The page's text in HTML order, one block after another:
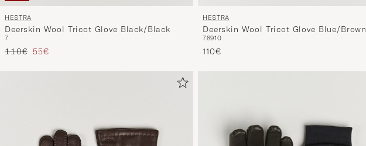
HESTRA
Deerskin Wool Tricot Glove Black/Black
7
Regulärer Preis
110€ Reduzierter Preis
55€
HESTRA
Deerskin Wool Tricot Glove Blue/Brown
78910
110€